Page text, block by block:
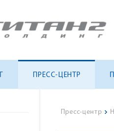
ПРЕСС-ЦЕНТР
Пресс-центр >